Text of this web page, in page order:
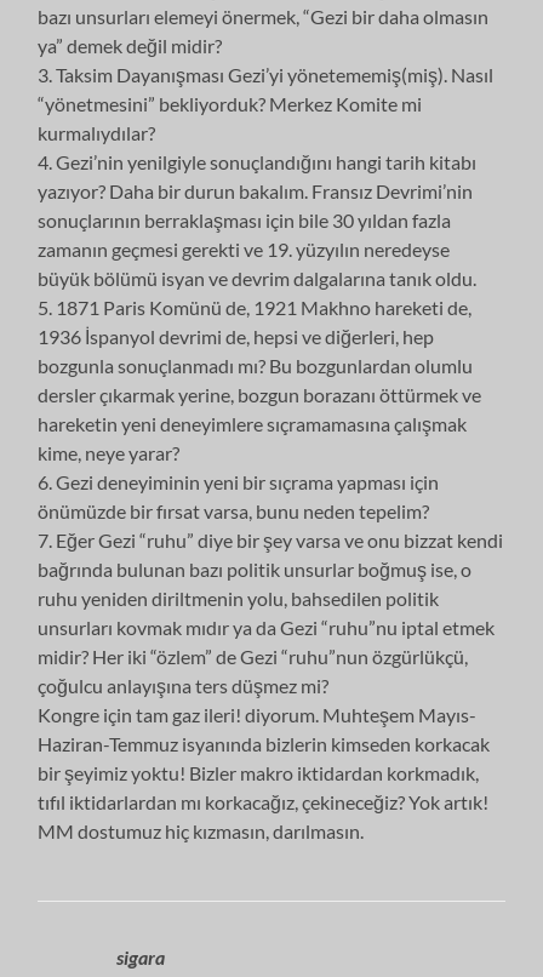
bazı unsurları elemeyi önermek, “Gezi bir daha olmasın
ya” demek değil midir?
3. Taksim Dayanışması Gezi’yi yönetememiş(miş). Nasıl
“yönetmesini” bekliyorduk? Merkez Komite mi
kurmalıydılar?
4. Gezi’nin yenilgiyle sonuçlandığını hangi tarih kitabı
yazıyor? Daha bir durun bakalım. Fransız Devrimi’nin
sonuçlarının berraklaşması için bile 30 yıldan fazla
zamanın geçmesi gerekti ve 19. yüzyılın neredeyse
büyük bölümü isyan ve devrim dalgalarına tanık oldu.
5. 1871 Paris Komünü de, 1921 Makhno hareketi de,
1936 İspanyol devrimi de, hepsi ve diğerleri, hep
bozgunla sonuçlanmadı mı? Bu bozgunlardan olumlu
dersler çıkarmak yerine, bozgun borazanı öttürmek ve
hareketin yeni deneyimlere sıçramamasına çalışmak
kime, neye yarar?
6. Gezi deneyiminin yeni bir sıçrama yapması için
önümüzde bir fırsat varsa, bunu neden tepelim?
7. Eğer Gezi “ruhu” diye bir şey varsa ve onu bizzat kendi
bağrında bulunan bazı politik unsurlar boğmuş ise, o
ruhu yeniden diriltmenin yolu, bahsedilen politik
unsurları kovmak mıdır ya da Gezi “ruhu”nu iptal etmek
midir? Her iki “özlem” de Gezi “ruhu”nun özgürlükçü,
çoğulcu anlayışına ters düşmez mi?
Kongre için tam gaz ileri! diyorum. Muhteşem Mayıs-
Haziran-Temmuz isyanında bizlerin kimseden korkacak
bir şeyimiz yoktu! Bizler makro iktidardan korkmadık,
tıfıl iktidarlardan mı korkacağız, çekineceğiz? Yok artık!
MM dostumuz hiç kızmasın, darılmasın.
sigara